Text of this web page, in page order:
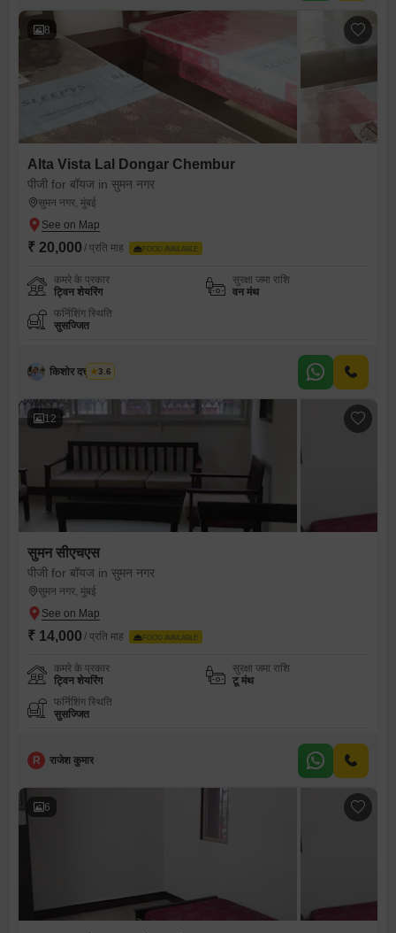
8
Alta Vista Lal Dongar Chembur
पीजी for बॉयज in सुमन नगर
सुमन नगर, मुंबई
₹ 20,000 / प्रति माह FOOD AVAILABLE
कमरे के प्रकार
ट्विन शेयरिंग
सुरक्षा जमा राशि
वन मंथ
फर्निशिंग स्थिति
सुसज्जित
किशोर दत्तू कांबळे
3.6
12
सुमन सीएचएस
पीजी for बॉयज in सुमन नगर
सुमन नगर, मुंबई
₹ 14,000 / प्रति माह FOOD AVAILABLE
कमरे के प्रकार
ट्विन शेयरिंग
सुरक्षा जमा राशि
टू मंथ
फर्निशिंग स्थिति
सुसज्जित
R राजेश कुमार
6